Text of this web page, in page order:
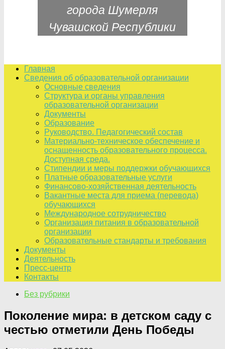
города Шумерля
Чувашской Республики
Главная
Сведения об образовательной организации
Основные сведения
Структура и органы управления
образовательной организации
Документы
Образование
Руководство. Педагогический состав
Материально-техническое обеспечение и
оснащенность образовательного процесса.
Доступная среда.
Стипендии и меры поддержки обучающихся
Платные образовательные услуги
Финансово-хозяйственная деятельность
Вакантные места для приема (перевода)
обучающихся
Международное сотрудничество
Организация питания в образовательной
организации
Образовательные стандарты и требования
Документы
Деятельность
Пресс-центр
Контакты
Без рубрики
Поколение мира: в детском саду с
честью отметили День Победы